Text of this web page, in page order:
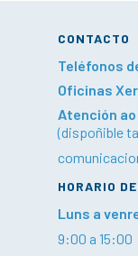
CONTACTO
Teléfonos
Oficinas
Atención
(dispoñible
HORARIO
Luns a
9:00 a 15:00